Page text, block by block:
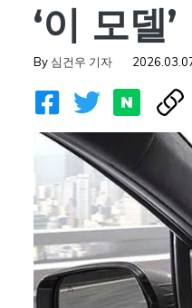
‘이 모델’
‘이 모델’
By 심건우 기자